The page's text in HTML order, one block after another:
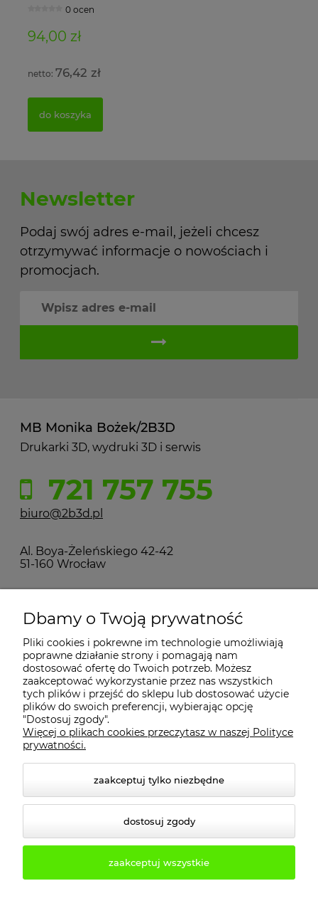
0 ocen
94,00 zł
76,42 zł
do koszyka
Newsletter
Podaj swój adres e-mail, jeżeli chcesz
otrzymywać informacje o nowościach i
promocjach.
MB Monika Bożek/2B3D
Drukarki 3D, wydruki 3D i serwis
721 757 755
biuro@2b3d.pl
Al. Boya-Żeleńskiego 42-42
51-160 Wrocław
MOJE KONTO
PŁATNOŚCI I DOSTAWA
INFORMACJE
KONTAKT
© 2026 2b3d.pl. Wszelkie prawa zastrzeżone.
Dbamy o Twoją prywatność
Pliki cookies i pokrewne im technologie umożliwiają
poprawne działanie strony i pomagają nam
dostosować ofertę do Twoich potrzeb. Możesz
zaakceptować wykorzystanie przez nas wszystkich
tych plików i przejść do sklepu lub dostosować użycie
plików do swoich preferencji, wybierając opcję
"Dostosuj zgody".
Więcej o plikach cookies przeczytasz w naszej Polityce
prywatności.
zaakceptuj tylko niezbędne
dostosuj zgody
zaakceptuj wszystkie